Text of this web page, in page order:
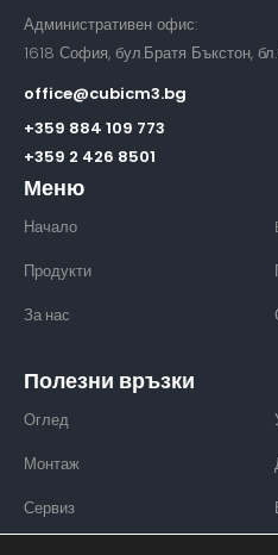
Административен офис:
1618 София, бул.Братя Бъкстон,
office@cubicm3.bg
+359 884 109 773
+359 2 426 8501
Меню
Начало
Продукти
За нас
Полезни връзки
Оглед
Монтаж
Сервиз